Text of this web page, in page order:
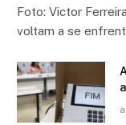
Foto: Victor
voltam a se